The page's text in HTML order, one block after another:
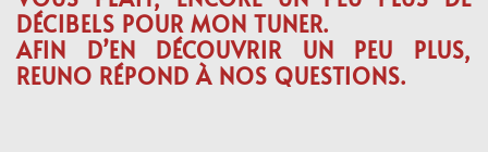
DÉCIBELS POUR MON TUNER.
AFIN D’EN DÉCOUVRIR UN PEU PLUS,
REUNO RÉPOND À NOS QUESTIONS.